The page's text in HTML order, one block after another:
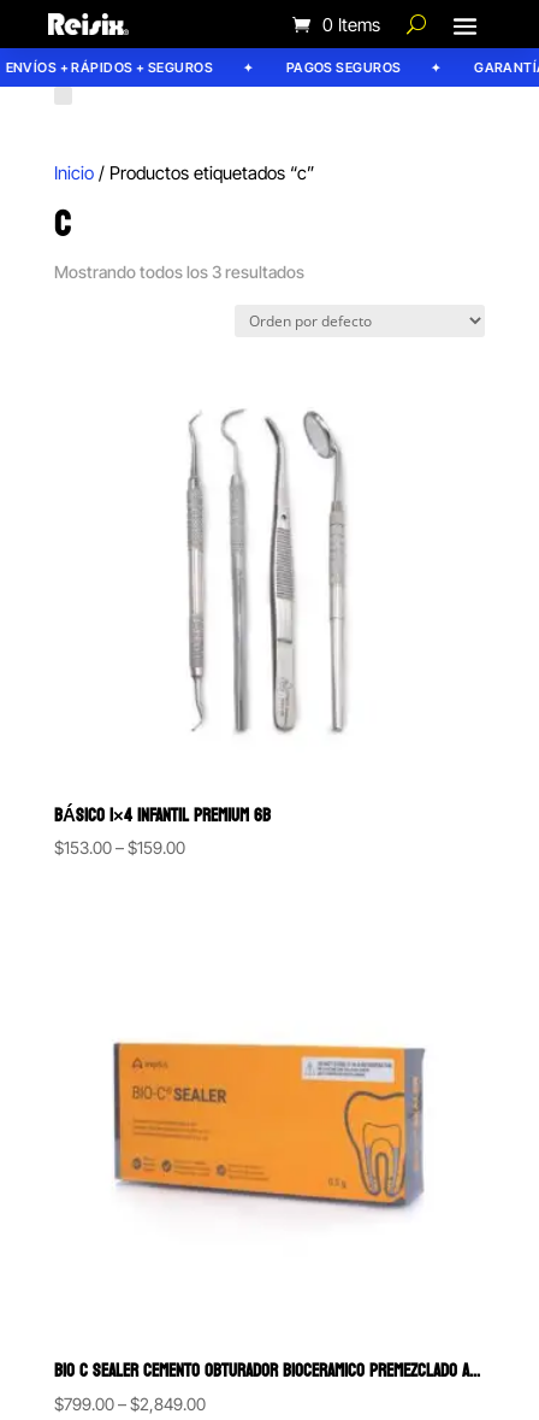
0 Items
+ RÁPIDOS + SEGUROS PAGOS SEGUROS GARANTÍA
Inicio/ Productos etiquetados “c”
C
Mostrando todos los 3 resultados
BÁSICO 1×4 INFANTIL PREMIUM 6B
$153.00–$159.00Price
BIO C SEALER CEMENTO OBTURADOR BIOCERAMICO PREMEZCLADO ANGELUS
$799.00–$2,849.00Price